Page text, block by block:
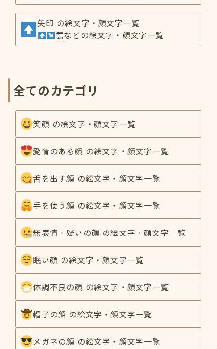
矢印 の絵文字・顔文字一覧
などの絵文字・顔文字一覧
全てのカテゴリ
笑顔 の絵文字・顔文字一覧
愛情のある顔 の絵文字・顔文字一覧
舌を出す顔 の絵文字・顔文字一覧
手を使う顔 の絵文字・顔文字一覧
無表情・疑いの顔 の絵文字・顔文字一覧
眠い顔 の絵文字・顔文字一覧
体調不良の顔 の絵文字・顔文字一覧
帽子の顔 の絵文字・顔文字一覧
メガネの顔 の絵文字・顔文字一覧